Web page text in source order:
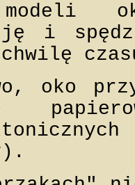
i
chwilę
oko